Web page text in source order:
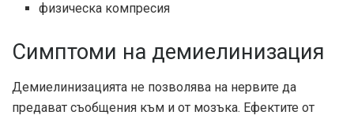
физическа компресия
Симптоми на демиелинизация
Демиелинизацията не позволява на нервите да
предават съобщения към и от мозъка. Ефектите от